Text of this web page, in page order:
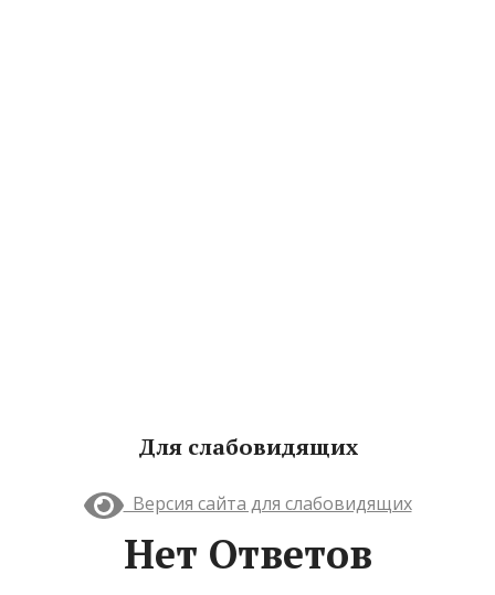
Для слабовидящих
Версия сайта для слабовидящих
Нет Ответов